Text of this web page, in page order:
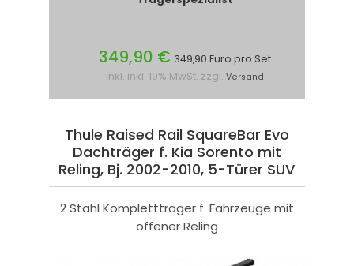
349,90 € 349,90 Euro pro Set
inkl. inkl. 19% MwSt. zzgl. Versand
Thule Raised Rail SquareBar Evo
Dachträger f. Kia Sorento mit
Reling, Bj. 2002-2010, 5-Türer SUV
2 Stahl Komplettträger f. Fahrzeuge mit
offener Reling